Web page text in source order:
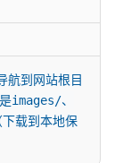
到网站根目
images/、
载到本地保